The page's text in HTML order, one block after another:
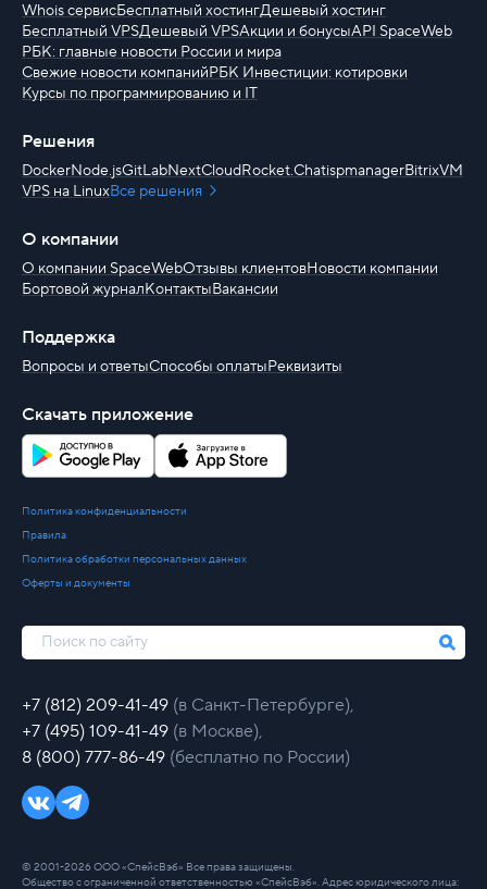
Whois сервисБесплатный хостингДешевый хостинг
Бесплатный VPSДешевый VPSАкции и бонусыAPI SpaceWeb
РБК: главные новости России и мира
Свежие новости компанийРБК Инвестиции: котировки
Курсы по программированию и IT
Решения
DockerNode.jsGitLabNextCloudRocket.ChatispmanagerBitrixVM
VPS на LinuxВсе решения
О компании
О компании SpaceWebОтзывы клиентовНовости компании
Бортовой журналКонтактыВакансии
Поддержка
Вопросы и ответыСпособы оплатыРеквизиты
Скачать приложение
Политика конфиденциальности
Правила
Политика обработки персональных данных
Оферты и документы
+7 (812) 209-41-49 (в Санкт-Петербурге),
+7 (495) 109-41-49 (в Москве),
8 (800) 777-86-49 (бесплатно по России)
© 2001-2026 ООО «СпейсВэб» Все права защищены.
Общество с ограниченной ответственностью «СпейсВэб». Адрес юридического лица: